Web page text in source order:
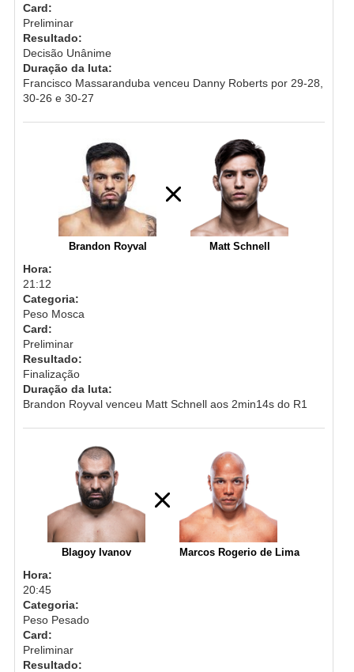
Card:
Preliminar
Resultado:
Decisão Unânime
Duração da luta:
Francisco Massaranduba venceu Danny Roberts por 29-28,
30-26 e 30-27
Brandon Royval Matt Schnell
Hora:
21:12
Categoria:
Peso Mosca
Card:
Preliminar
Resultado:
Finalização
Duração da luta:
Brandon Royval venceu Matt Schnell aos 2min14s do R1
Blagoy Ivanov Marcos Rogerio de Lima
Hora:
20:45
Categoria:
Peso Pesado
Card:
Preliminar
Resultado: